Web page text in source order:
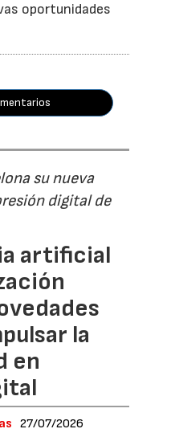
oportunidades
su nueva
digital de
artificial
la
en
27/07/2026